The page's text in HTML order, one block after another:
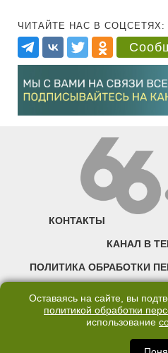
ЧИТАЙТЕ НАС В СОЦСЕТЯХ:
КОНТАКТЫ
КАНАЛ В
ПОЛИТИКА ОБРАБОТКИ
©2007—2025 66.RU. Воспроизведение,
правообладателя запрещено. Сетевое
Оставаясь на сайте, вы
политикой обработки
использование